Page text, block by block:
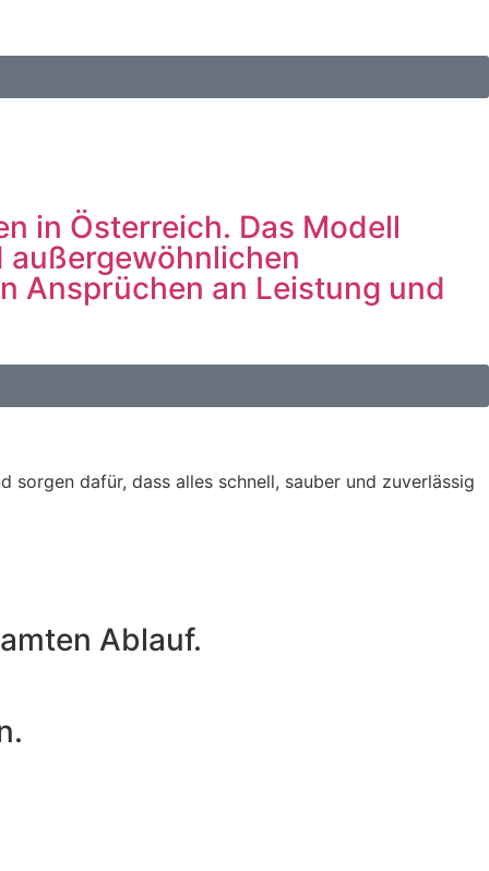
in Österreich. Das Modell
Ansprüchen an Leistung und
dafür, dass alles schnell, sauber und zuverlässig
Ablauf.